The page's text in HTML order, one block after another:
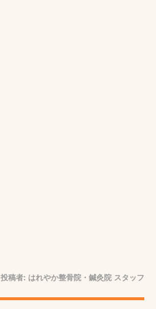
投稿者: はれやか整骨院・鍼灸院 スタッフ